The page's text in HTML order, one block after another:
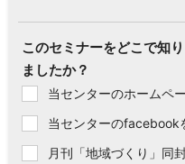
このセミナーをどこで知り
ましたか？
当センターのホームペ
当センターのfacebook
月刊「地域づくり」同